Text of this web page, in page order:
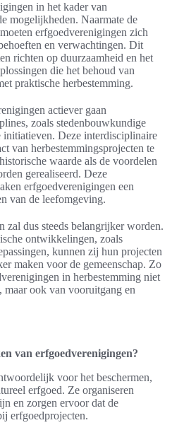
in het kader van
mogelijkheden. Naarmate de
erfgoedverenigingen zich
en verwachtingen. Dit
richten op duurzaamheid en het
die het behoud van
praktische herbestemming.
actiever gaan
zoals stedenbouwkundige
Deze interdisciplinaire
van herbestemmingsprojecten te
waarde als de voordelen
gerealiseerd. Deze
erfgoedverenigingen een
van de leefomgeving.
zal dus steeds belangrijker worden.
ontwikkelingen, zoals
kunnen zij hun projecten
maken voor de gemeenschap. Zo
in herbestemming niet
maar ook van vooruitgang en
van erfgoedverenigingen?
voor het beschermen,
erfgoed. Ze organiseren
en zorgen ervoor dat de
erfgoedprojecten.